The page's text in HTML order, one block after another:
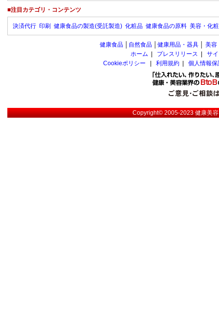
■注目カテゴリ・コンテンツ
決済代行 印刷 健康食品の製造(受託製造) 化粧品 健康食品の原料 美容・化
健康食品 自然食品 健康用品・器具 美容
ホーム
プレスリリース
サ
Cookieポリシー
利用規約 個人情報
Copyright© 2005-2023健康美